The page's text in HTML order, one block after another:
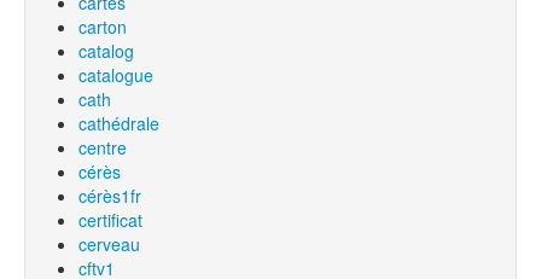
carton
catalog
catalogue
cath
cathédrale
centre
cérès
cérès1fr
certificat
cerveau
cftv1